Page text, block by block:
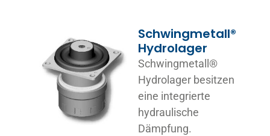
Schwingmetall®
Hydrolager
Schwingmetall®
Hydrolager besitzen
eine integrierte
hydraulische
Dämpfung.